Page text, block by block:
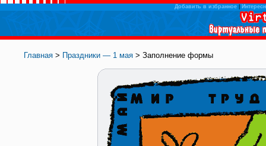
Добавить в избранное|
Главная > Праздники — 1 мая > Заполнение формы